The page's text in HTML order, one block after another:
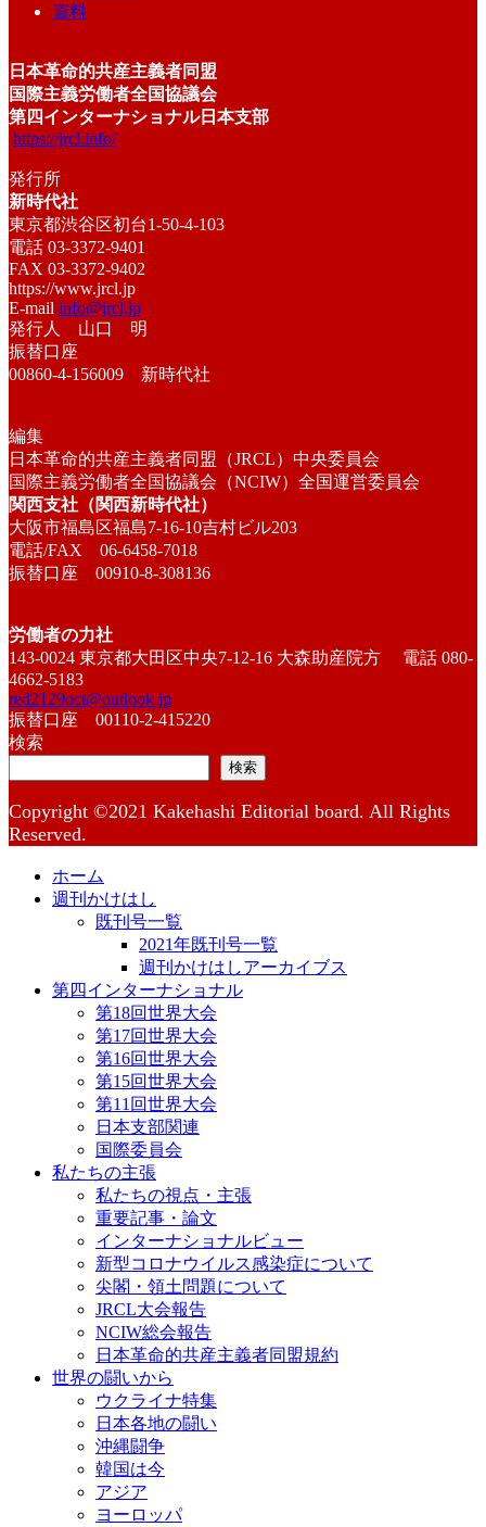
資料
日本革命的共産主義者同盟
国際主義労働者全国協議会
第四インターナショナル日本支部
https://jrcl.info/
発行所
新時代社
東京都渋谷区初台1-50-4-103
電話 03-3372-9401
FAX 03-3372-9402
https://www.jrcl.jp
E-mail info@jrcl.jp
発行人 山口 明
振替口座
00860-4-156009 新時代社
編集
日本革命的共産主義者同盟（JRCL）中央委員会
国際主義労働者全国協議会（NCIW）全国運営委員会
関西支社（関西新時代社）
大阪市福島区福島7-16-10吉村ビル203
電話/FAX 06-6458-7018
振替口座 00910-8-308136
労働者の力社
143-0024 東京都大田区中央7-12-16 大森助産院方 電話 080-
4662-5183
red2129oct@outlook.jp
振替口座 00110-2-415220
検索
検索
Copyright ©2021 Kakehashi Editorial board. All Rights
Reserved.
ホーム
週刊かけはし
既刊号一覧
2021年既刊号一覧
週刊かけはしアーカイブス
第四インターナショナル
第18回世界大会
第17回世界大会
第16回世界大会
第15回世界大会
第11回世界大会
日本支部関連
国際委員会
私たちの主張
私たちの視点・主張
重要記事・論文
インターナショナルビュー
新型コロナウイルス感染症について
尖閣・領土問題について
JRCL大会報告
NCIW総会報告
日本革命的共産主義者同盟規約
世界の闘いから
ウクライナ特集
日本各地の闘い
沖縄闘争
韓国は今
アジア
ヨーロッパ